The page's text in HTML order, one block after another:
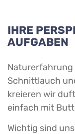
IHRE
AUFGABEN
Naturerfahrung
Schnittlauch
kreieren wir
einfach mit
Wichtig sind